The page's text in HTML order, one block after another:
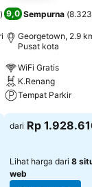
) 9,0 Sempurna (
Georgetown, 2.9
Pusat kota
WiFi Gratis
K.Renang
Tempat Parkir
Lihat harga
dari Rp
Lihat harga dari 8
web